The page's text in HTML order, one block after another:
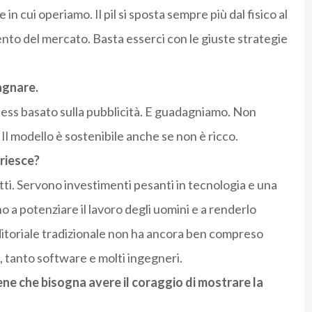
cui operiamo. Il pil si sposta sempre più dal fisico al
del mercato. Basta esserci con le giuste strategie
basato sulla pubblicità. E guadagniamo. Non
modello è sostenibile anche se non è ricco.
Servono investimenti pesanti in tecnologia e una
a potenziare il lavoro degli uomini e a renderlo
tradizionale non ha ancora ben compreso
tanto software e molti ingegneri.
che bisogna avere il coraggio di mostrare la